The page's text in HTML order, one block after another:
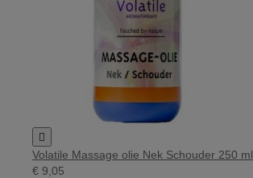

Volatile Massage olie Nek Schouder 250 ml
€ 9,05